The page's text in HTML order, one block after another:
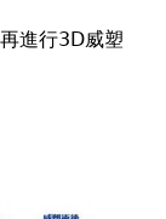
進行3D威塑